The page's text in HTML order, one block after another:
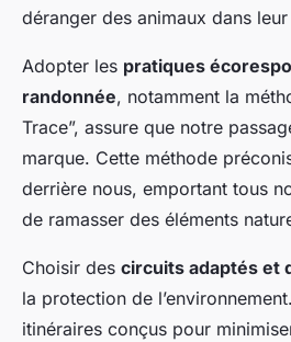
déranger des animaux dans
Adopter les pratiques
randonnée, notamment la
Trace”, assure que notre
marque. Cette méthode
derrière nous, emportant tous
de ramasser des éléments
Choisir des circuits adaptés et
la protection de
itinéraires conçus pour